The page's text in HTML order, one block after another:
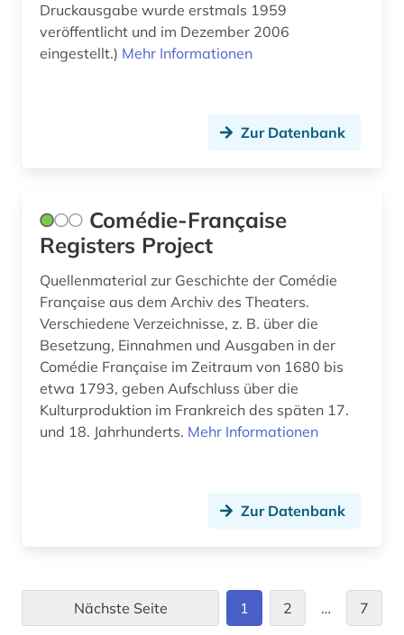
wirtschaftswissenschaften (4)
wörterbuch (12)
zeitschrift (6)
zeitschriftenaufsatz (1)
zeitung (4)
zentralasien (1)
álvaro de campos (1)
ökologie (1)
übersetzungswissenschaft (3)
Druckausgabe wurde erstmals 1959
veröffentlicht und im Dezember 2006
eingestellt.) Mehr Informationen
Zur Datenbank
Comédie-Française
Registers Project
Quellenmaterial zur Geschichte der Comédie
Française aus dem Archiv des Theaters.
Verschiedene Verzeichnisse, z. B. über die
Besetzung, Einnahmen und Ausgaben in der
Comédie Française im Zeitraum von 1680 bis
etwa 1793, geben Aufschluss über die
Kulturproduktion im Frankreich des späten 17.
und 18. Jahrhunderts. Mehr Informationen
Zur Datenbank
Nächste Seite 1 2 … 7